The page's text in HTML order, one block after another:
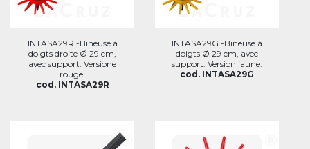
INTASA29R -Bineuse à
doigts droite Ø 29 cm,
avec support. Versione
rouge.
cod. INTASA29R
INTASA29G -Bineuse à
doigts Ø 29 cm, avec
support. Version jaune.
cod. INTASA29G